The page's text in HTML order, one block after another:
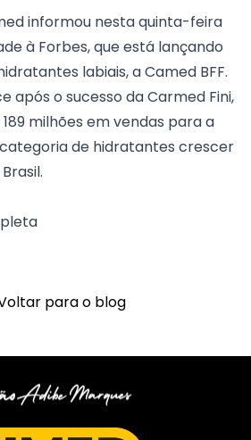
informou nesta quinta-feira
à Forbes, que está lançando
labiais, a Camed BFF.
após o sucesso da Carmed Fini,
milhões em vendas para a
de hidratantes crescer
para o blog